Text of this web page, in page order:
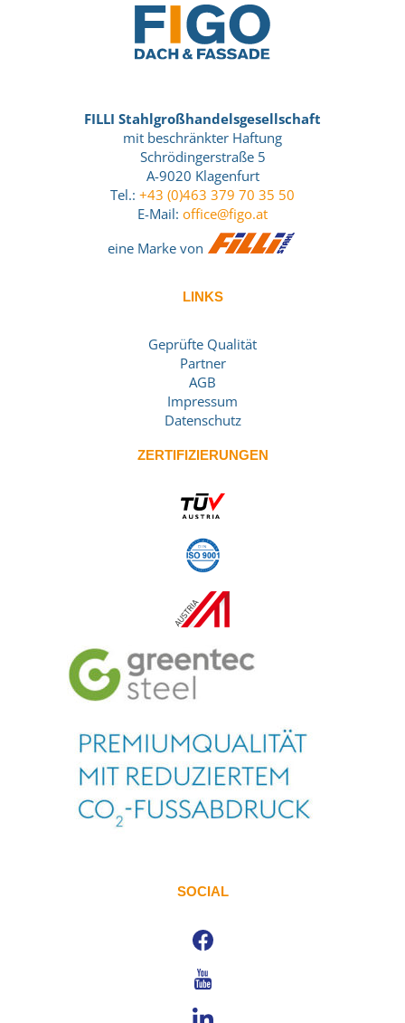
FILLI Stahlgroßhandelsgesellschaft
mit beschränkter Haftung
Schrödingerstraße 5
A-9020 Klagenfurt
Tel.: +43 (0)463 379 70 35 50
E-Mail: office@figo.at
eine Marke von
LINKS
Geprüfte Qualität
Partner
AGB
Impressum
Datenschutz
ZERTIFIZIERUNGEN
SOCIAL